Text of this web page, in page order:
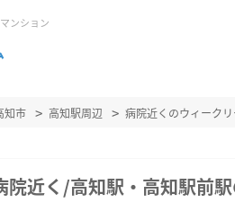
ンション
知市 高知駅周辺 病院近くのウィーク
院近く/高知駅・高知駅前